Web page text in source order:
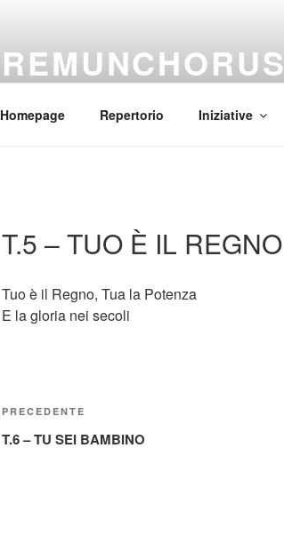
REMUNCHORUS
Homepage Repertorio Iniziative
T.5 – TUO È IL REGNO
Tuo è il Regno, Tua la Potenza
E la gloria nei secoli
Navigazione
articoli
Articolo
precedente:
PRECEDENTE
T.6 – TU SEI BAMBINO